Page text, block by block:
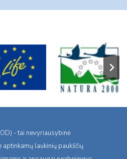
- tai nevyriausybinė
laukinių paukščių